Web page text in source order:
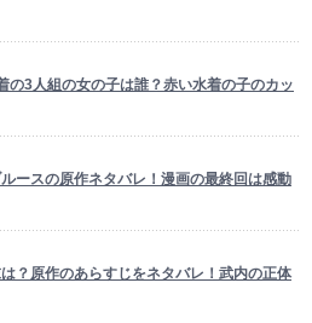
の3人組の女の子は誰？赤い水着の子のカッ
ースの原作ネタバレ！漫画の最終回は感動
？原作のあらすじをネタバレ！武内の正体